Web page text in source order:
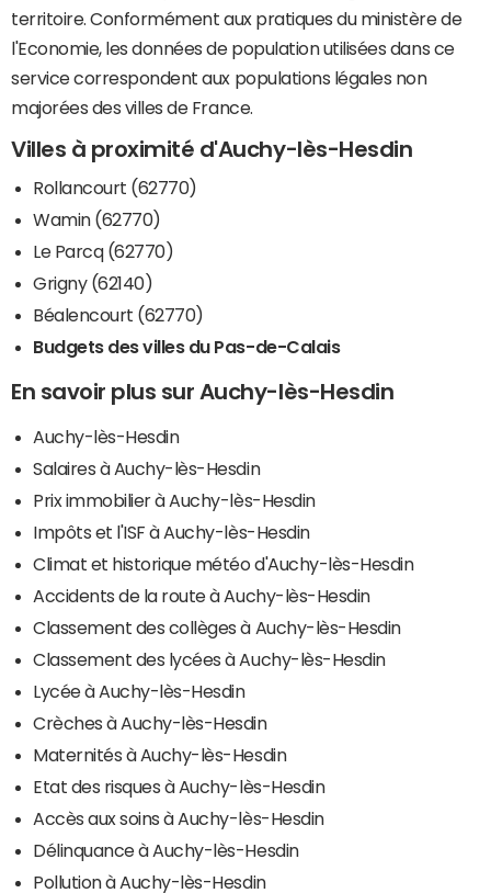
territoire. Conformément aux pratiques du ministère de
l'Economie, les données de population utilisées dans ce
service correspondent aux populations légales non
majorées des villes de France.
Villes à proximité d'Auchy-lès-Hesdin
Rollancourt (62770)
Wamin (62770)
Le Parcq (62770)
Grigny (62140)
Béalencourt (62770)
Budgets des villes du Pas-de-Calais
En savoir plus sur Auchy-lès-Hesdin
Auchy-lès-Hesdin
Salaires à Auchy-lès-Hesdin
Prix immobilier à Auchy-lès-Hesdin
Impôts et l'ISF à Auchy-lès-Hesdin
Climat et historique météo d'Auchy-lès-Hesdin
Accidents de la route à Auchy-lès-Hesdin
Classement des collèges à Auchy-lès-Hesdin
Classement des lycées à Auchy-lès-Hesdin
Lycée à Auchy-lès-Hesdin
Crèches à Auchy-lès-Hesdin
Maternités à Auchy-lès-Hesdin
Etat des risques à Auchy-lès-Hesdin
Accès aux soins à Auchy-lès-Hesdin
Délinquance à Auchy-lès-Hesdin
Pollution à Auchy-lès-Hesdin